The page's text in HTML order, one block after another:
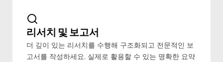
리서치 및 보고서
더 깊이 있는 리서치를 수행해 구조화되고 전문적인 보
고서를 작성하세요. 실제로 활용할 수 있는 명확한 요약